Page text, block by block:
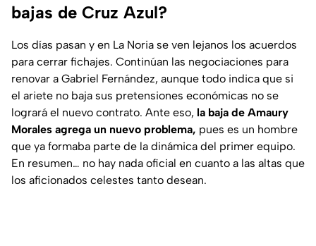
bajas de Cruz Azul?
Los días pasan y en La Noria se ven lejanos los acuerdos
para cerrar fichajes. Continúan las negociaciones para
renovar a Gabriel Fernández, aunque todo indica que si
el ariete no baja sus pretensiones económicas no se
logrará el nuevo contrato. Ante eso, la baja de Amaury
Morales agrega un nuevo problema, pues es un hombre
que ya formaba parte de la dinámica del primer equipo.
En resumen… no hay nada oficial en cuanto a las altas que
los aficionados celestes tanto desean.